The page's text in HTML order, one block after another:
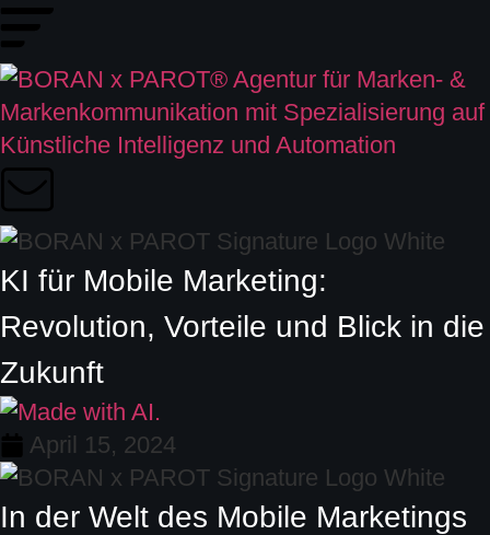
KI für Mobile Marketing:
Revolution, Vorteile und Blick in die
Zukunft
April 15, 2024
In der Welt des Mobile Marketings